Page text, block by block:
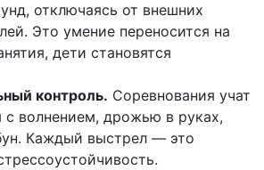
отключаясь от внешних
Это умение переносится на
дети становятся
контроль. Соревнования учат
с волнением, дрожью в руках,
Каждый выстрел — это